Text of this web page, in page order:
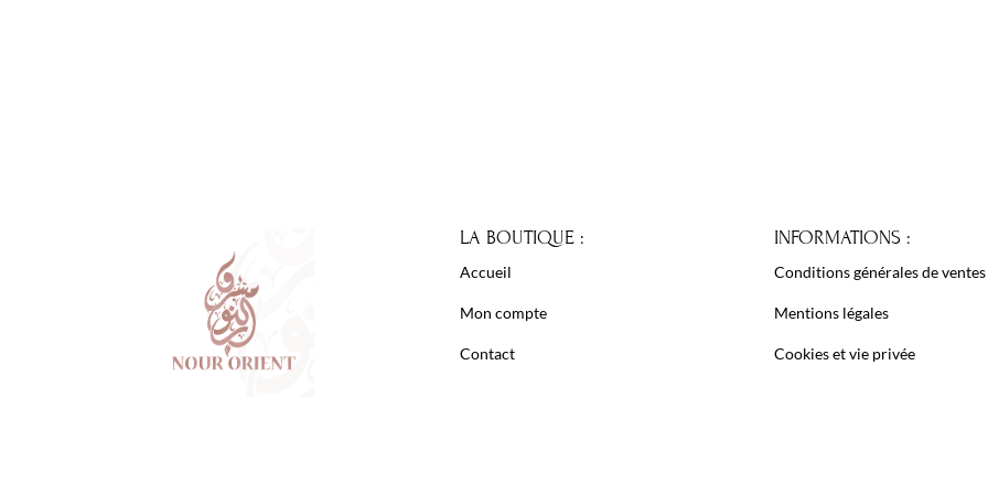
LA BOUTIQUE :
Accueil
Mon compte
Contact
INFORMATIONS :
Conditions générales de ventes
Mentions légales
Cookies et vie privée